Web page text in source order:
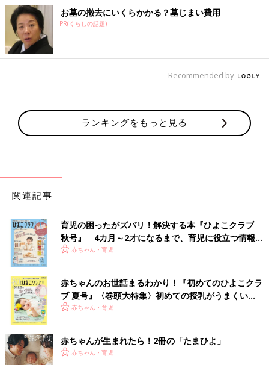
お墓の撤去にいくらかかる？墓じまい費用
PR(くらしの話題)
Recommended by
ランキングをもっと見る
関連記事
育児の困ったがズバリ！解決する本『ひよこクラブ
秋号』 4カ月～2才になるまで、育児に役立つ情報が
いっぱい！
赤ちゃん・育児
赤ちゃんのお世話まるわかり！『初めてのひよこクラ
ブ 夏号』〈巻頭大特集〉初めての授乳がうまくい
く！ おっぱい・ミルクの基本と夏のトラブル 解決テ
赤ちゃん・育児
赤ちゃんが生まれたら！2冊の「たまひよ」
赤ちゃん・育児